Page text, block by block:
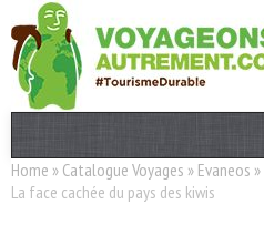
Actualités
Home » Catalogue Voyages » Evaneos »
La face cachée du pays des kiwis